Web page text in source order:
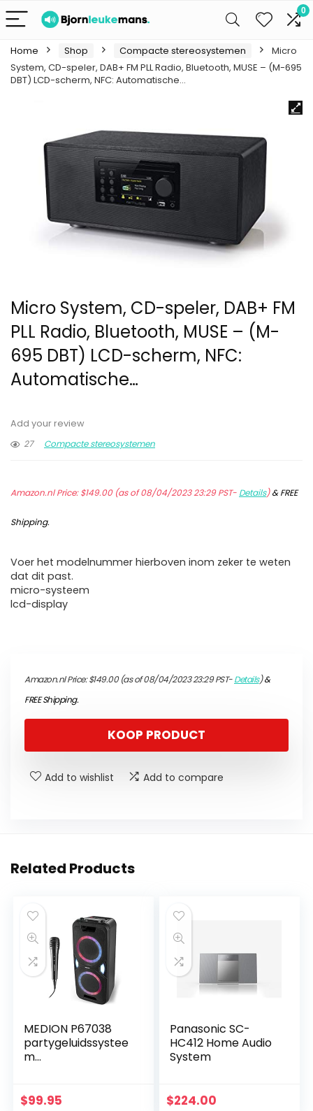
0
Home Shop Compacte stereosystemen
Micro
System, CD-speler, DAB+ FM PLL Radio, Bluetooth, MUSE – (M-695
DBT) LCD-scherm, NFC: Automatische…
Micro System, CD-speler, DAB+ FM
PLL Radio, Bluetooth, MUSE – (M-
695 DBT) LCD-scherm, NFC:
Automatische…
Add your review
27
Compacte stereosystemen
Amazon.nl Price:$149.00(as of 08/04/2023 23:29 PST- Details)&FREE
Shipping.
Voer het modelnummer hierboven inom zeker te weten
dat dit past.
micro-systeem
lcd-display
Amazon.nl Price:$149.00(as of 08/04/2023 23:29 PST-Details)&
FREE Shipping.
KOOP PRODUCT
Add to wishlist Add to compare
Related Products
MEDION P67038
partygeluidssystee
m
FM-radio,
$99.95
Panasonic SC-
HC412 Home Audio
System
$224.00